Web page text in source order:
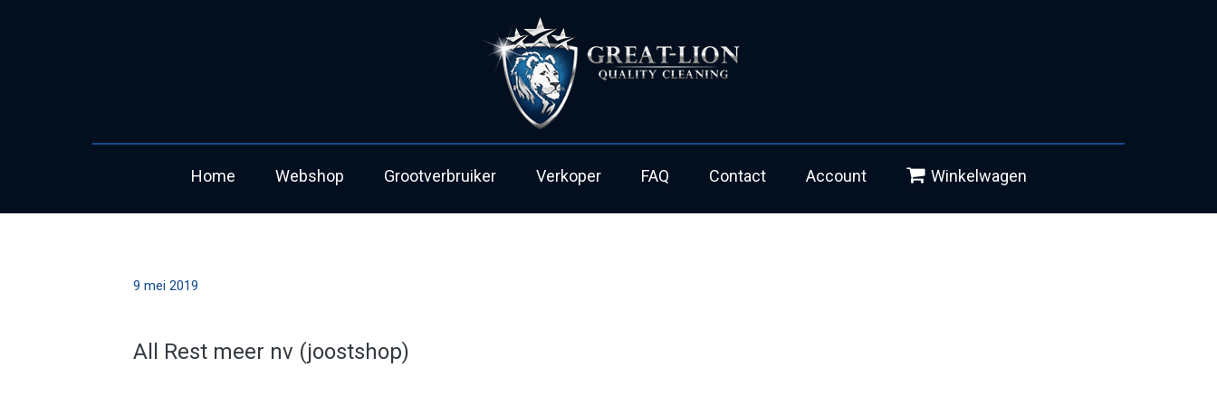
Home Webshop Grootverbruiker Verkoper FAQ Contact Account Winkelwagen
9 mei 2019
All Rest meer nv (joostshop)